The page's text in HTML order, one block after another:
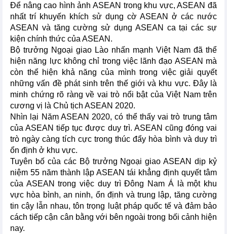
Để nâng cao hình ảnh ASEAN trong khu vực, ASEAN đã
nhất trí khuyến khích sử dụng cờ ASEAN ở các nước
ASEAN và tăng cường sử dụng ASEAN ca tại các sự
kiện chính thức của ASEAN.
Bộ trưởng Ngoại giao Lào nhấn mạnh Việt Nam đã thể
hiện năng lực không chỉ trong việc lãnh đạo ASEAN mà
còn thể hiện khả năng của mình trong việc giải quyết
những vấn đề phát sinh trên thế giới và khu vực. Đây là
minh chứng rõ ràng về vai trò nổi bật của Việt Nam trên
cương vị là Chủ tịch ASEAN 2020.
Nhìn lại Năm ASEAN 2020, có thể thấy vai trò trung tâm
của ASEAN tiếp tục được duy trì. ASEAN cũng đóng vai
trò ngày càng tích cực trong thúc đẩy hòa bình và duy trì
ổn định ở khu vực.
Tuyên bố của các Bộ trưởng Ngoại giao ASEAN dịp kỷ
niệm 55 năm thành lập ASEAN tái khẳng định quyết tâm
của ASEAN trong việc duy trì Đông Nam Á là một khu
vực hòa bình, an ninh, ổn định và trung lập, tăng cường
tin cậy lẫn nhau, tôn trọng luật pháp quốc tế và đảm bảo
cách tiếp cận cân bằng với bên ngoài trong bối cảnh hiện
nay.